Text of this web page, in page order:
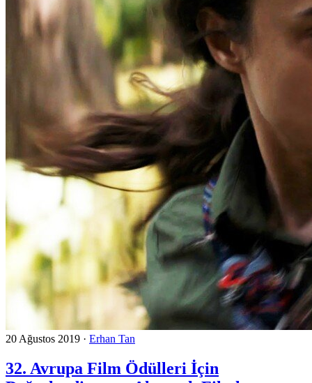
20 Ağustos 2019 · Erhan Tan
32. Avrupa Film Ödülleri İçin